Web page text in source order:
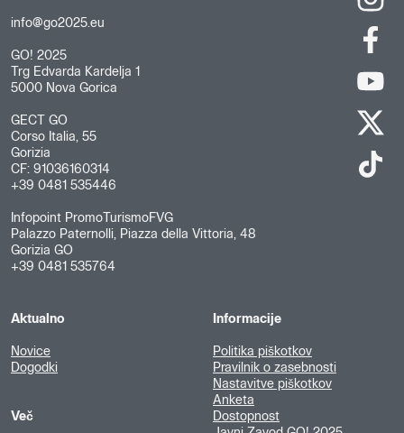
info@go2025.eu
GO! 2025
Trg Edvarda Kardelja 1
5000 Nova Gorica
GECT GO
Corso Italia, 55
Gorizia
CF: 91036160314
+39 0481 535446
Infopoint PromoTurismoFVG
Palazzo Paternolli, Piazza della Vittoria, 48
Gorizia GO
+39 0481 535764
Aktualno
Novice
Dogodki
Več
Informacije
Politika piškotkov
Pravilnik o zasebnosti
Nastavitve piškotkov
Anketa
Dostopnost